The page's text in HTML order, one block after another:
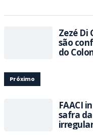
Zezé Di
são
do
Próximo
FAACI
safra